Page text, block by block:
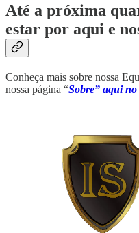
Até a próxima
estar por aqui e
Conheça mais sobre nossa
nossa página “Sobre” aqui